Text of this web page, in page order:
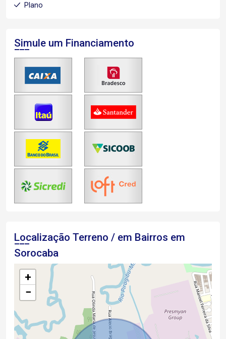
Plano
Simule um Financiamento
Localização Terreno / em Bairros em
Sorocaba
+
−